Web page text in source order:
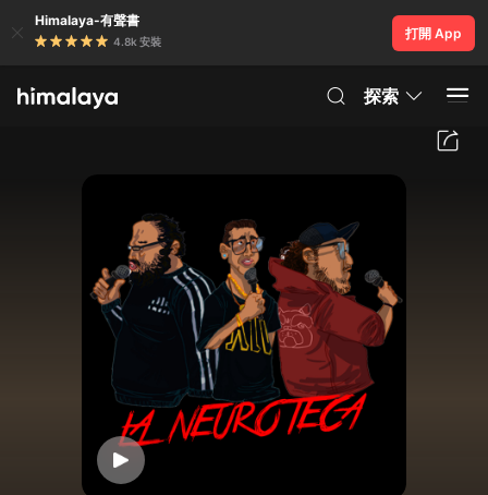
Himalaya-有聲書
4.8k 安裝
打開 App
探索